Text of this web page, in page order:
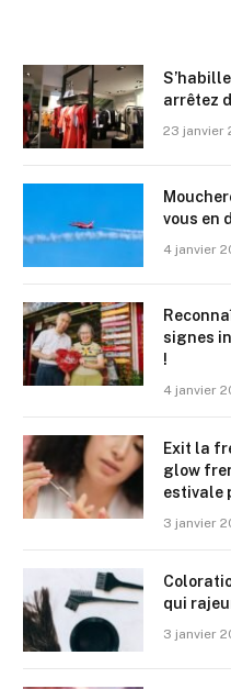
arrêtez
23 janvier
vous en
4 janvier
signes
!
4 janvier
Exit la
glow
estivale
3 janvier
qui
3 janvier